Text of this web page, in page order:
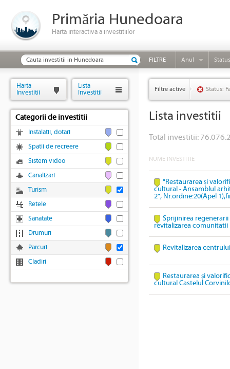
Primăria Hunedoara
Harta interactiva a investitiilor
FILTRE Anul Status
Filtre active Status:
Lista investitii
Total investitii:
NUME INVESTITIE
"Restaurarea și
cultural - Ansamblul
2", Nr.ordine:20(Apel
Sprijinirea
revitalizarea comunitatii
Revitalizarea
Restaurarea și
cultural Castelul
Harta
Investitii
Lista
Investitii
Categorii de investitii
Instalatii, dotari
Spatii de recreere
Sistem video
Canalizari
Turism
Retele
Sanatate
Drumuri
Parcuri
Cladiri